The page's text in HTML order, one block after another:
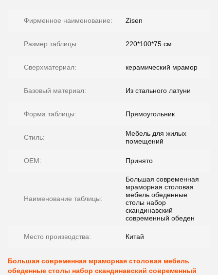
Фирменное наименование: Zisen
Размер таблицы: 220*100*75 см
Сверхматериал: керамический мрамор
Базовый материал: Из стального латуни
Форма таблицы: Прямоугольник
Стиль:
Мебель для жилых
помещений
OEM: Принято
Наименование таблицы:
Большая современная
мраморная столовая
мебель обеденные
столы набор
скандинавский
современный обеден
Место производства: Китай
Большая современная мраморная столовая мебель
обеденные столы набор скандинавский современный